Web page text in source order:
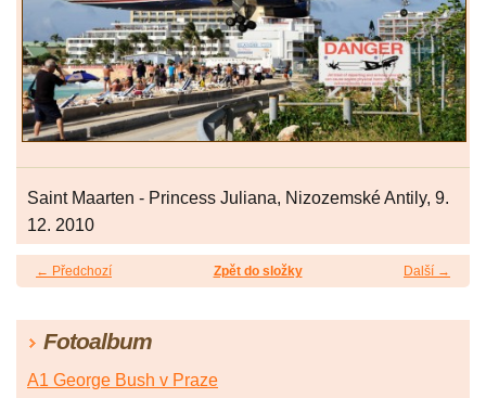
Saint Maarten - Princess Juliana, Nizozemské Antily, 9.
12. 2010
← Předchozí Další →
Zpět do složky
Fotoalbum
A1 George Bush v Praze